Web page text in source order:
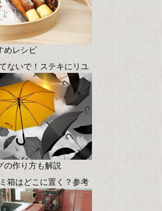
めレシピ
ないで！ステキにリユ
の作り方も解説
箱はどこに置く？参考